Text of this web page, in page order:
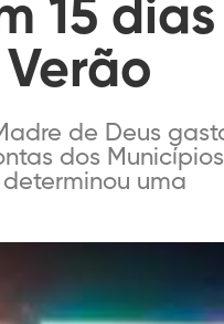
15 dias
de Deus
dos Municípios
uma